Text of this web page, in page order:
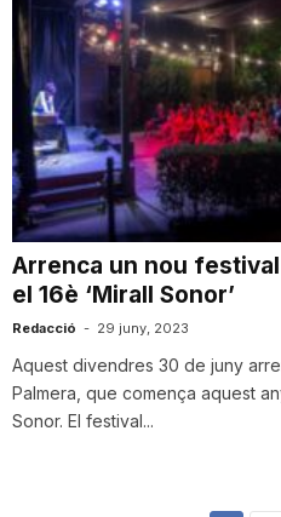
Arrenca un nou festival
el 16è ‘Mirall Sonor’
Redacció - 29 juny, 2023
Aquest divendres 30 de juny
Palmera, que comença aquest
Sonor. El festival...